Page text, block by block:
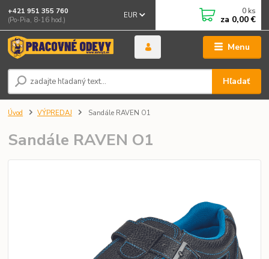
Menu
EUR
Hľadať
+421 951 355 760
(Po-Pia, 8-16 hod.)
0 ks
za 0,00 €
Úvod VÝPREDAJ Sandále RAVEN O1
Sandále RAVEN O1